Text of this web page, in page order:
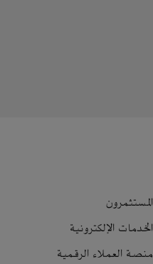
المستثمرون
الخدمات الإلكترونية
منصة العملاء الرقمية